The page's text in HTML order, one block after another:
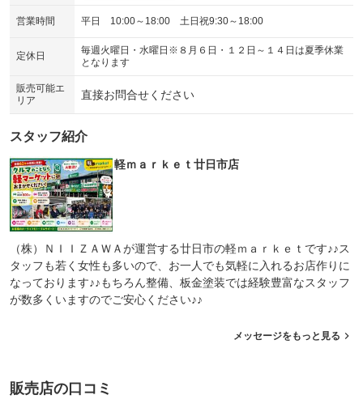
営業時間 平日 10:00～18:00 土日祝9:30～18:00
定休日
毎週火曜日・水曜日※８月６日・１２日～１４日は夏季休業
となります
販売可能エ
リア
直接お問合せください
スタッフ紹介
軽ｍａｒｋｅｔ廿日市店
（株）ＮＩＩＺＡＷＡが運営する廿日市の軽ｍａｒｋｅｔです♪♪ス
タッフも若く女性も多いので、お一人でも気軽に入れるお店作りに
なっております♪♪もちろん整備、板金塗装では経験豊富なスタッフ
が数多くいますのでご安心ください♪♪
メッセージをもっと見る
販売店の口コミ